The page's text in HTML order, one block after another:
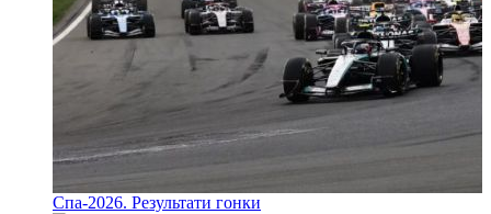
Спа-2026. Результати гонки